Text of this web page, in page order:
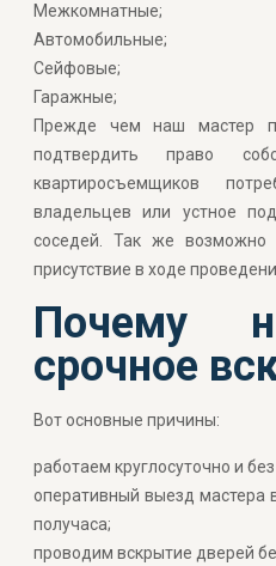
Межкомнатные;
Автомобильные;
Сейфовые;
Гаражные;
Прежде чем наш мастер
подтвердить право
квартиросъемщиков
владельцев или устное
соседей. Так же возможно
присутствие в ходе
Почему
срочное
Вот основные причины:
работаем круглосуточно и
оперативный выезд мастера
получаса;
проводим вскрытие дверей